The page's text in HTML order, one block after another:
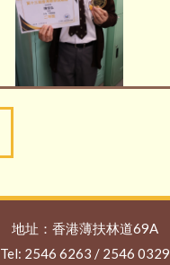
地址：香港薄扶林道69A
Tel: 2546 6263 / 2546 0329